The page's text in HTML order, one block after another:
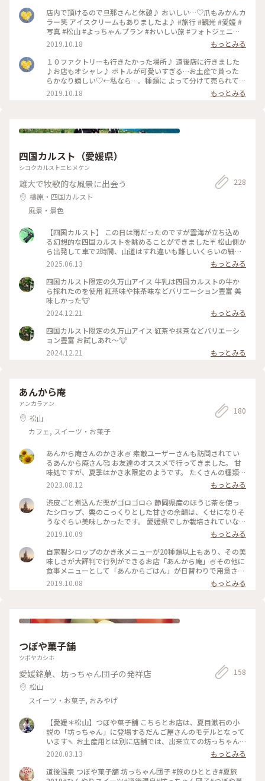
店内で頂けるので旦那さんと休憩♪ おいしい…♡爪もみかんカ
ラー笑 アイスクリームもありましたよ♪ #旅行 #観光 #愛媛 #
写真 #松山 #よっちゃんプラン #おいしい旅 #フォトジェニッ
2019.10.18
もっとみる
１０ファクトリーも行きたかった場所♪ 道後店に行きました
♪お店もオシャレ♪ ボトルが可愛いすぎる…お土産で貰った
らかなり嬉しい♡←私なら…。種類に よって分けて売られてい
るので悩む…。 #旅行 #観光 #愛媛 #写真 #松山 #よっちゃんプ
ラン #おいしい旅 #フォトジェニック #インスタ映え #ジュー
2019.10.18 もっとみる
四国カルスト（愛媛県）
シコクカルストエヒメケン
雄大で牧歌的な風景に出会う
檮原・四国カルスト
風景・景色
228
【四国カルスト】 この日は雨だったのですが雲海が立ち込め
る幻想的な四国カルストを眺めることができました☔️ 松山側か
ら出発して車で2時間、山道はすれ違いも難しいくらいの細さ
とヘアピンカーブの連続でしたが辿り着いた瞬間にそんなのど
うでもよくなりました！ 雨の中でも他にも観光されているお
客さんがちらほら。途中で高知県との県境を跨げるのもまたよ
い。 青々した草原と歴史を感じる岩石たちの対比が綺麗〜！
牛さんも柵越しに近づくことができますが気性が穏やか。 四
国カルストに入ると各地に途中停車可能なスペースがあるので
写真を撮りにおりたり、ゆっくり走りながら動画を撮ったり、
景色をじっくり眺められてよかったです。 車でもなかなか時間
を要するので移動時間の計算と運転に要注意！ #愛媛 #高知 #
絶景 #フォトスポット #四国カルス ト #フォトジェニック #県
境 #夏の四国 #
2025.06.13
もっとみる
四国カルスト限定の久万山アイス 牛乳は四国カルストの牛か
ら採れたのを使用 紅茶味や抹茶味などバリエーション豊富 美
味しかった🐮
2024.12.21
もっとみる
四国カルスト限定の久万山アイス 紅茶や抹茶などバリエーシ
ョン豊富 お試しあれ〜🐮
2024.12.21
もっとみる
あんから庵
アンカラアン
松山
カフェ, スイーツ・お菓子
180
あんから庵さんのかき氷🍧 素敵ユーザーさんも訪問されてい
るあんから庵さん🥰 お友達のオススメで行ってきました。 甘
味処ですが、夏季はかき氷限定のようです。 たくさんの種類が
あって迷う～😂 せっかく愛媛に帰ったので、伊予柑のかき氷
にしました🍊💛 お友達はトロピカル🌺🌴 上にちょこんと刺さ
った葉っぱもみかんらしさたっぷりです🍊 甘くてほろ苦い伊
予柑。トッピングしてあるのは果肉のようなゼリーのような？
お友達のトロピカルは、しろくまのようだったそうです😊 い
つものおひとり様と違っておしゃべりしながらのかき氷だった
ので、途中でかき氷は溶けてしまいましたが、最後までペロリ
の完食でした😋 #カメラ旅 #私のことりっぷ旅 #あんから庵 #
かき氷 #ゴーラー隊 #伊予柑 #いよかん #みかん #松山 #愛媛
2023.08.12
もっとみる
渋皮ごと煮込んだ栗がゴロゴロ🌰 静岡県産のほうじ茶を使っ
たシロップ、栗のこっくりとした甘さの余韻は、くせになりそ
うなぐらい美味しかったです。 愛媛県でしか栽培されていない
高級柑橘「紅まどんな」を使ったカキ氷は売り切れ💦次は食べ
てみたいです😊 #愛媛旅 #ゴーラ隊
2019.10.09
もっとみる
自家製シロップのかき氷メニューが20種類以上もあり、その美
味しさが大評判で行列ができるお店「あんから庵」🍧その他に
食事メニューとして「あんからごはん」が日替わりで用意され
てあり、優しい和食の味つけにも人気があるそう。 細長い間
口、階段を上がって2階へ。こういうのワクワクします😊 #お
2019.10.08 もっとみる
つぼや菓子舗
ツボヤカシホ
愛媛銘菓、坊っちゃん団子の発祥店
松山
スイーツ・お菓子, おみやげ
158
【愛媛＊松山】つぼや菓子舗 こちらとお店は、夏目漱石の小
説の「坊っちゃん」に登場するだんご屋さんのモデルとなって
います🍡 お土産用とは別に店舗では、出来立ての坊っちゃん
団子をいただくことができます😋💓 #愛媛 #松山 #ご当地グル
メ
2020.03.13
もっとみる
道後温泉 つぼや菓子舗 坊っちゃん団子 #旅のひととき#夏旅